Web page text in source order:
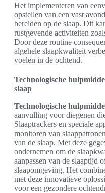
Het implementeren van
opstellen van een vast
bereiden op de slaap. Dit
rustgevende activiteiten
Door deze routine
algehele slaapkwaliteit
voelen in de ochtend.
Technologische
slaap
Technologische
aanvulling voor diegenen
Slaaptrackers en speciale
monitoren van
van de slaap. Met deze
ondernemen om de
aanpassen van de slaaptijd
slaapomgeving. Het
met deze innovatieve
voor een gezondere